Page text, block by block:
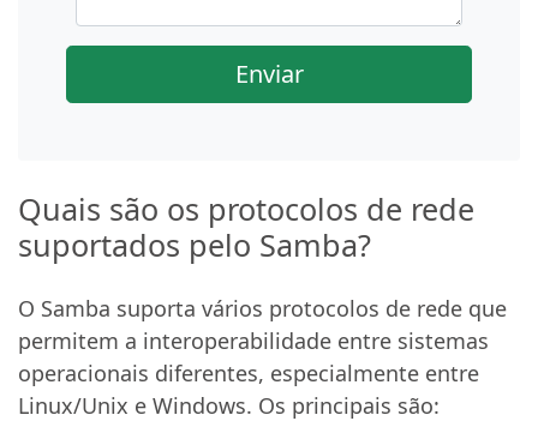
Enviar
Quais são os protocolos de rede
suportados pelo Samba?
O Samba suporta vários protocolos de rede que
permitem a interoperabilidade entre sistemas
operacionais diferentes, especialmente entre
Linux/Unix e Windows. Os principais são: